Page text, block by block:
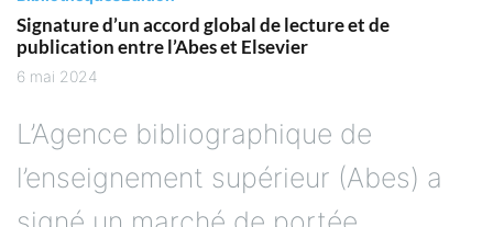
Signature d’un accord global de lecture et de
publication entre l’Abes et Elsevier
6 mai 2024
L’Agence bibliographique de
l’enseignement supérieur (Abes) a